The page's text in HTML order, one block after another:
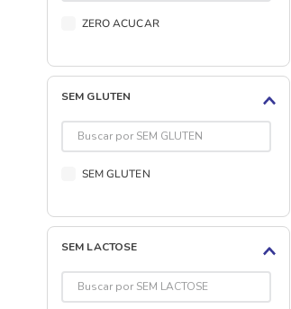
ZERO ACUCAR
SEM GLUTEN
SEM GLUTEN
SEM LACTOSE